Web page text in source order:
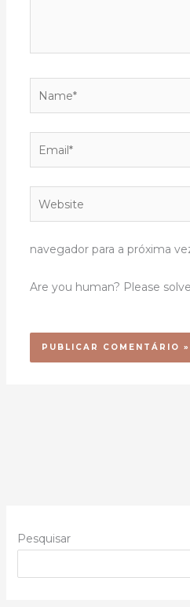
navegador para a próxima
Are you human? Please
Pesquisar